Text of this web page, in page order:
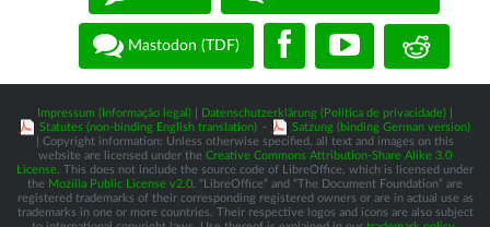
Mastodon (TDF)
Impressum (Informação legal) Datenschutzerklärung (Política de privacidade)
Statutes (non-binding English translation) -
Satzung (binding German version)
| Copyright information: Unless otherwise specified, all text and images on this
website are licensed under the Creative Commons Attribution-Share Alike 3.0
License . This does not include the source code of LibreOffice, which is licensed under
the Mozilla Public License v2.0 . “LibreOffice” and “The Document Foundation” are
registered trademarks of their corresponding registered owners or are in actual use as
trademarks in one or more countries. Their respective logos and icons are also subject